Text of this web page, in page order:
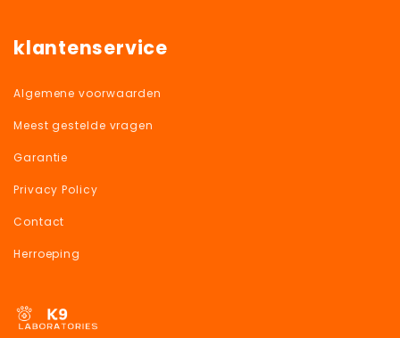
klantenservice
Algemene voorwaarden
Meest gestelde vragen
Garantie
Privacy Policy
Contact
Herroeping